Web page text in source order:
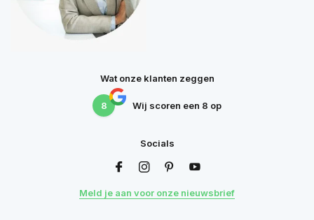
Wat onze klanten zeggen
8 Wij scoren een 8 op
Socials
Meld je aan voor onze nieuwsbrief